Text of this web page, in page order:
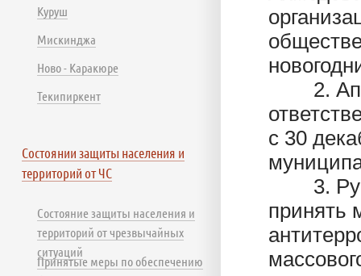
2.
с 30
3.
принять
Куруш
Мискинджа
Ново - Каракюре
Текипиркент
Состоянии защиты населения и
территорий от ЧС
Состояние защиты населения и
территорий от чрезвычайных
ситуаций
Принятые меры по обеспечению